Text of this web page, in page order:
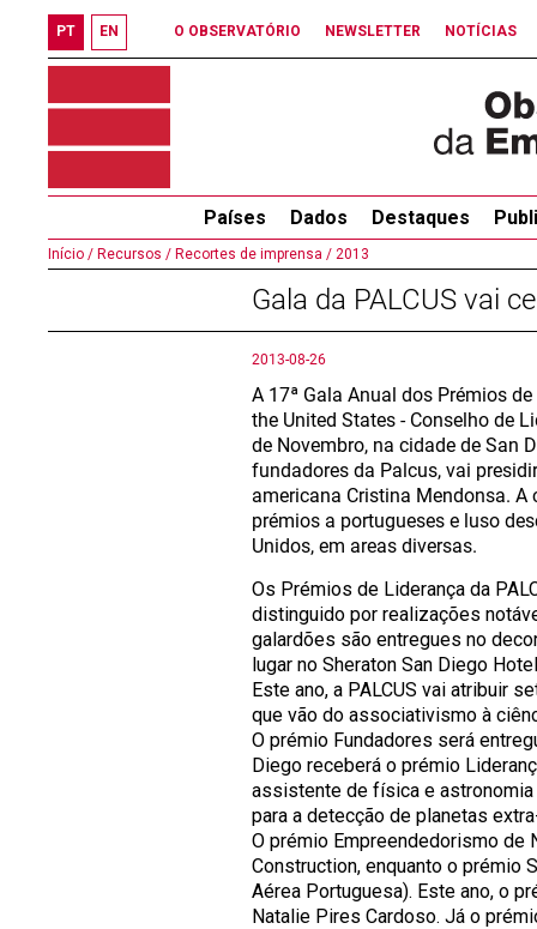
PT EN O OBSERVATÓRIO NEWSLETTER NOTÍCIAS
Países Dados Destaques
Início / Recursos / Recortes de imprensa / 2013
Gala da PALCUS vai
2013-08-26
A 17ª Gala Anual dos Prémios
the United States - Conselho de
de Novembro, na cidade de San
fundadores da Palcus, vai
americana Cristina Mendonsa. A
prémios a portugueses e luso
Unidos, em areas diversas.
Os Prémios de Liderança da
distinguido por realizações
galardões são entregues no
lugar no Sheraton San Diego
Este ano, a PALCUS vai atribuir
que vão do associativismo à
O prémio Fundadores será
Diego receberá o prémio
assistente de física e astronomia
para a detecção de planetas
O prémio Empreendedorismo de
Construction, enquanto o prémio
Aérea Portuguesa). Este ano, o
Natalie Pires Cardoso. Já o